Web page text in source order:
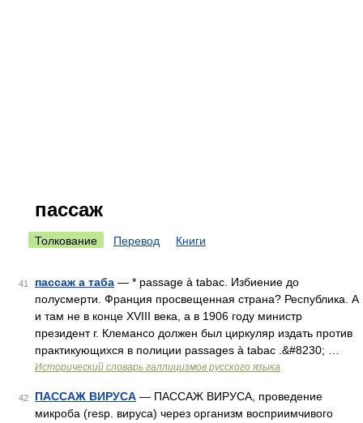
пассаж
Толкование Перевод Книги
41 пассаж а таба — * passage à tabac. Избиение до
полусмерти. Франция просвещенная страна? Республика. А
и там не в конце XVIII века, а в 1906 году министр
президент г. Клемансо должен был циркуляр издать против
практикующихся в полиции passages à tabac .&#8230; …
Исторический словарь галлицизмов русского языка
42 ПАССАЖ ВИРУСА — ПАССАЖ ВИРУСА, проведение
микроба (resp. вируса) через организм восприимчивого